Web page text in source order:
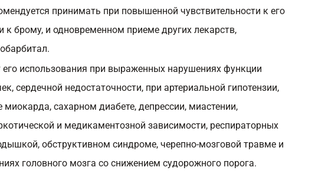
принимать при повышенной чувствительности к его
к брому, и одновременном приеме других лекарств,
его использования при выраженных нарушениях функции
сердечной недостаточности, при артериальной гипотензии,
сахарном диабете, депрессии, миастении,
и медикаментозной зависимости, респираторных
обструктивном синдроме, черепно-мозговой травме и
головного мозга со снижением судорожного порога.